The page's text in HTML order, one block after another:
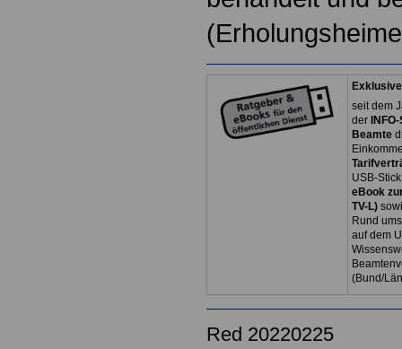
seit dem
der
Beamte
USB-
eBook
TV-L)
Rund
auf dem
(Bund/
Red 20220225